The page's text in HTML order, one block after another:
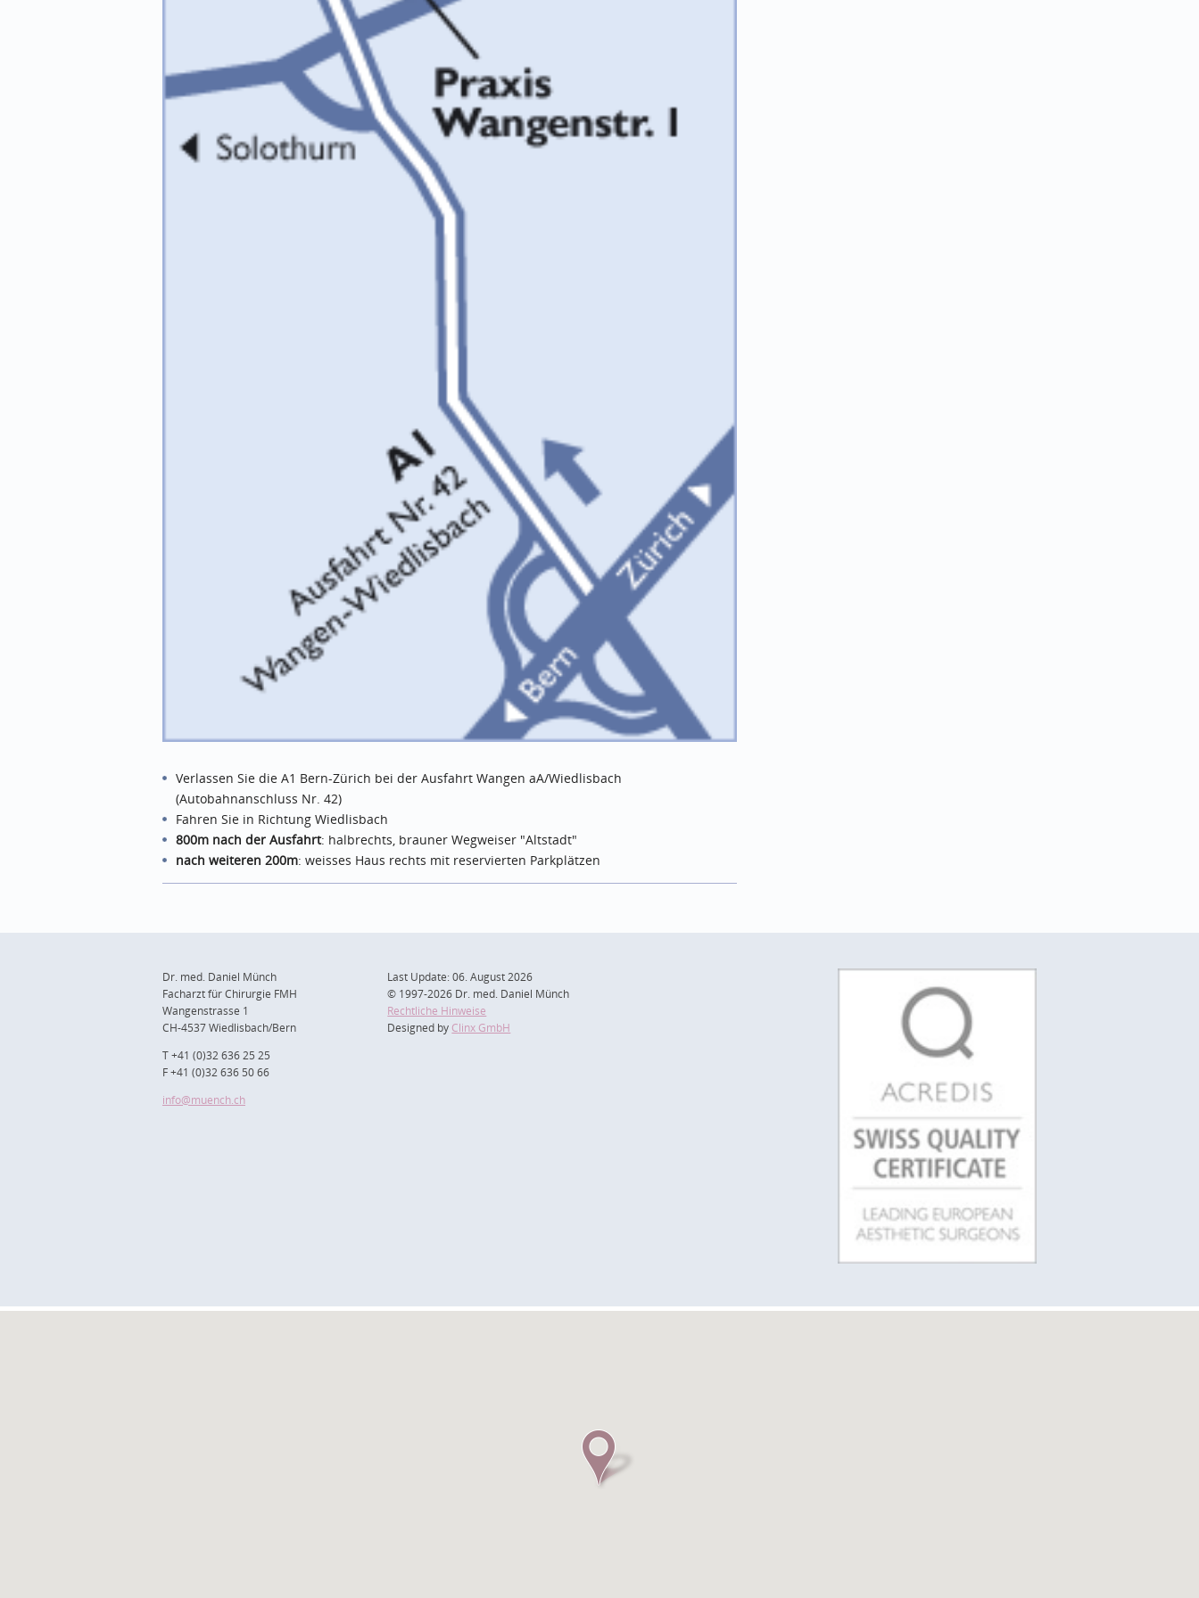
Verlassen Sie die A1 Bern-Zürich bei der Ausfahrt Wangen aA/Wiedlisbach
(Autobahnanschluss Nr. 42)
Fahren Sie in Richtung Wiedlisbach
800m nach der Ausfahrt: halbrechts, brauner Wegweiser "Altstadt"
nach weiteren 200m: weisses Haus rechts mit reservierten Parkplätzen
Dr. med. Daniel Münch
Facharzt für Chirurgie FMH
Wangenstrasse 1
CH-4537 Wiedlisbach/Bern
T +41 (0)32 636 25 25
F +41 (0)32 636 50 66
info@muench.ch
Last Update: 06. August 2026
© 1997-2026 Dr. med. Daniel Münch
Rechtliche Hinweise
Designed by Clinx GmbH